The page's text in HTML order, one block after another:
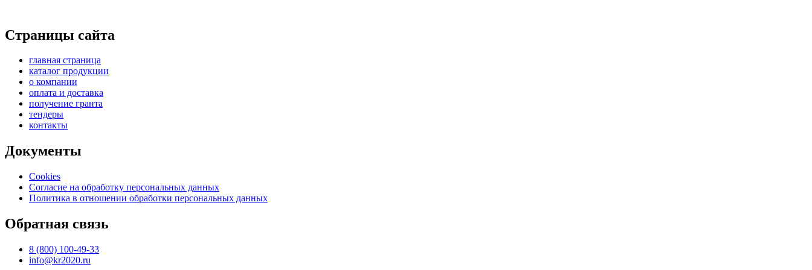
Страницы сайта
главная страница
каталог продукции
о компании
оплата и доставка
получение гранта
тендеры
контакты
Документы
Cookies
Согласие на обработку персональных данных
Политика в отношении обработки персональных данных
Обратная связь
8 (800) 100-49-33
info@kr2020.ru